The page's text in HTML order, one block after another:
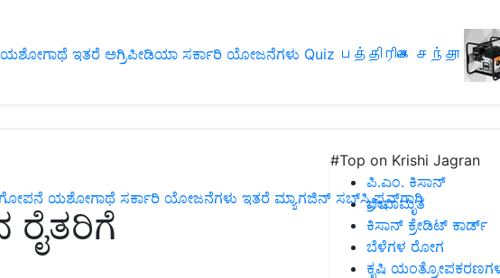
ಯಶೋಗಾಥೆ ಇತರೆ ಅಗ್ರಿಪೀಡಿಯಾ ಸರ್ಕಾರಿ ಯೋಜನೆಗಳು Quiz பத்திரிகை சந்தா
ಯಶೋಗಾಥೆ ಸರ್ಕಾರಿ ಯೋಜನೆಗಳು ಇತರೆ ಮ್ಯಾಗಜಿನ್‌ ಸಬ್‌ಸ್ಕ್ರಿಪ್ಷನ್‌ಗಾಗಿ
#Top on Krishi Jagran
ಪಿ.ಎಂ. ಕಿಸಾನ್
ಜೀವಾಮೃತ
ಕಿಸಾನ್ ಕ್ರೇಡಿಟ್ ಕಾರ್ಡ್
ಬೆಳೆಗಳ ರೋಗ
ಕೃಷಿ